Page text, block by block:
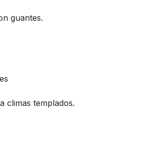
guantes.
climas templados.